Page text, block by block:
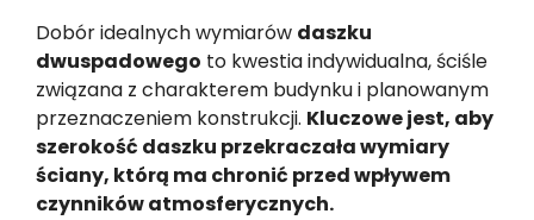
Dobór idealnych wymiarów daszku
dwuspadowego to kwestia indywidualna, ściśle
związana z charakterem budynku i planowanym
przeznaczeniem konstrukcji. Kluczowe jest, aby
szerokość daszku przekraczała wymiary
ściany, którą ma chronić przed wpływem
czynników atmosferycznych.